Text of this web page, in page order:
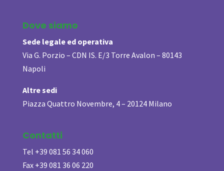
Dove siamo
Sede legale ed operativa
Via G. Porzio – CDN IS. E/3 Torre Avalon – 80143
Napoli
Altre sedi
Piazza Quattro Novembre, 4 – 20124 Milano
Contatti
Tel +39 081 56 34 060
Fax +39 081 36 06 220